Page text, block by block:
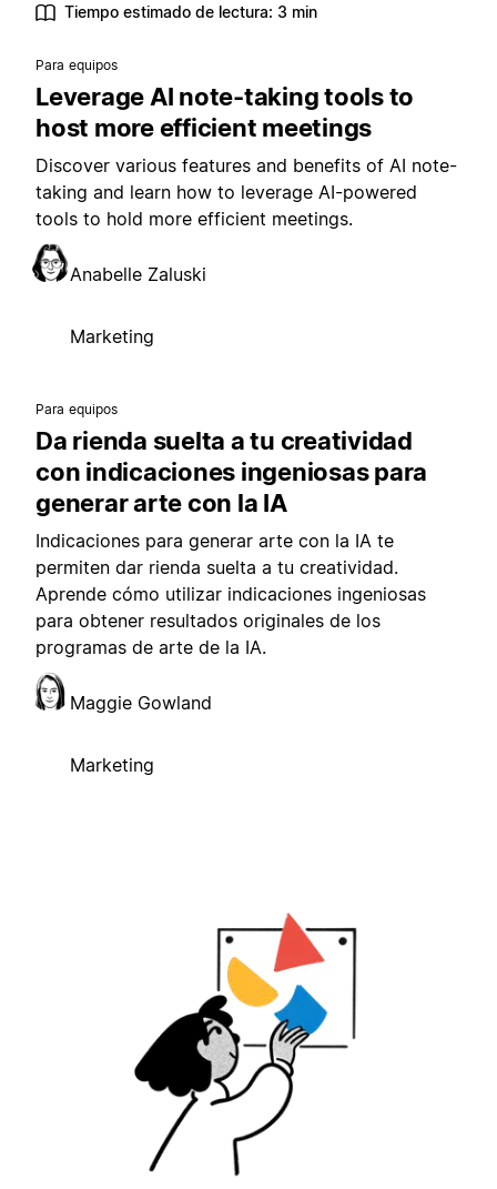
Tiempo estimado de lectura: 3 min
Para equipos
Leverage AI note-taking tools to
host more efficient meetings
Discover various features and benefits of AI note-
taking and learn how to leverage AI-powered
tools to hold more efficient meetings.
Anabelle Zaluski
Marketing
Para equipos
Da rienda suelta a tu creatividad
con indicaciones ingeniosas para
generar arte con la IA
Indicaciones para generar arte con la IA te
permiten dar rienda suelta a tu creatividad.
Aprende cómo utilizar indicaciones ingeniosas
para obtener resultados originales de los
programas de arte de la IA.
Maggie Gowland
Marketing